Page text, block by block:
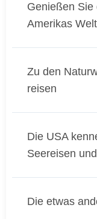
Genießen Sie
Amerikas
Zu den
reisen
Die USA
Seereisen
Die etwas